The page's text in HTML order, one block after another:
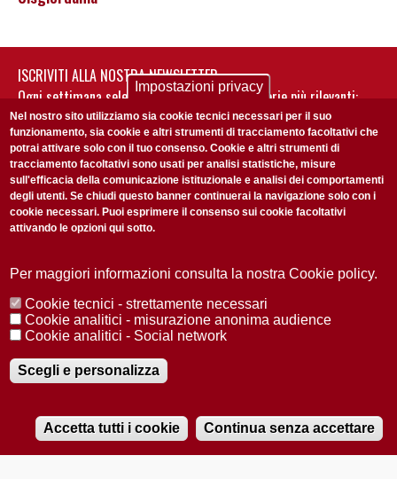
Audio
ISCRIVITI ALLA NOSTRA NEWSLETTER
Ogni settimana selezioniamo per te nostre storie più rilevanti:
non perderti gli aggiornamenti della nostra newsletter
Accetto laPrivacy Policy
Redazione Copyright Privacy
Area stampa
© 2025 Università di Padova
Registrazione presso il Tribunale di Padova n. 2097/2012 del 18 giugno
2012
Impostazioni privacy
Nel nostro sito utilizziamo sia cookie tecnici necessari per il suo
funzionamento, sia cookie e altri strumenti di tracciamento facoltativi che
potrai attivare solo con il tuo consenso. Cookie e altri strumenti di
tracciamento facoltativi sono usati per analisi statistiche, misure
sull'efficacia della comunicazione istituzionale e analisi dei comportamenti
degli utenti. Se chiudi questo banner continuerai la navigazione solo con i
cookie necessari. Puoi esprimere il consenso sui cookie facoltativi
attivando le opzioni qui sotto.
Per maggiori informazioni consulta la nostra Cookie policy.
Cookie tecnici - strettamente necessari
Cookie analitici - misurazione anonima audience
Cookie analitici - Social network
Scegli e personalizza
Accetta tutti i cookie Continua senza accettare